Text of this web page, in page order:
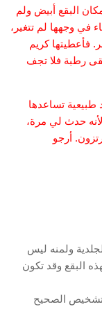
البقع أبيض ولم
في وجهها لم تتغير،
فأعطيتها كريم
رطبة فلا تجف
طبيعية تساعدها
حدث لي مرة،
أرجو
ولمنه ليس
البقع وقد تكون
الصحيح